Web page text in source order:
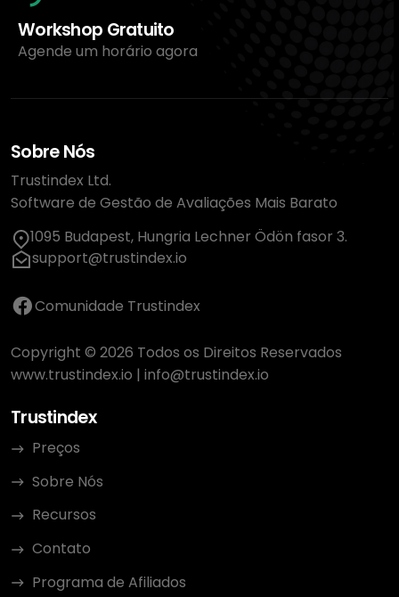
Workshop Gratuito
Agende um horário agora
Sobre Nós
Trustindex Ltd.
Software de Gestão de Avaliações Mais Barato
1095 Budapest, Hungria Lechner Ödön fasor 3.
support@trustindex.io
Comunidade Trustindex
Copyright © 2026 Todos os Direitos Reservados
www.trustindex.io | info@trustindex.io
Trustindex
Preços
Sobre Nós
Recursos
Contato
Programa de Afiliados